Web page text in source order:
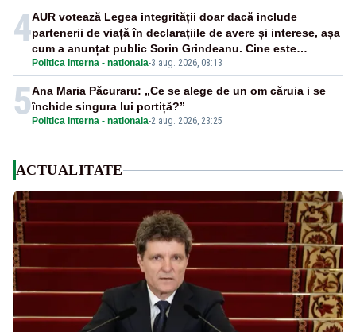
4
Politica Interna - nationala-3 aug. 2026, 08:13
AUR votează Legea integrității doar dacă include
partenerii de viață în declarațiile de avere și interese, așa
cum a anunțat public Sorin Grindeanu. Cine este
incompatibil sau în conflict de interese trebuie să plece
din funcție: fără excepții!
5 Politica Interna - nationala-2 aug. 2026, 23:25
Ana Maria Păcuraru: „Ce se alege de un om căruia i se
închide singura lui portiță?”
ACTUALITATE